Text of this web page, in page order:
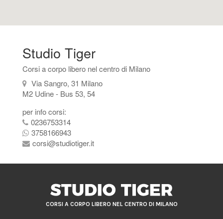
Studio Tiger
Corsi a corpo libero nel centro di Milano
Via Sangro, 31 Milano
M2 Udine - Bus 53, 54
per info corsi:
0236753314
3758166943
corsi@studiotiger.it
CORSI A CORPO LIBERO NEL CENTRO DI MILANO